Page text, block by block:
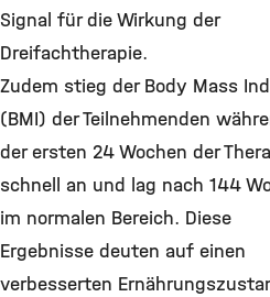
Signal für die Wirkung der
Dreifachtherapie.
Zudem stieg der Body Mass
(BMI) der Teilnehmenden
der ersten 24 Wochen der
schnell an und lag nach 144
im normalen Bereich. Diese
Ergebnisse deuten auf einen
verbesserten